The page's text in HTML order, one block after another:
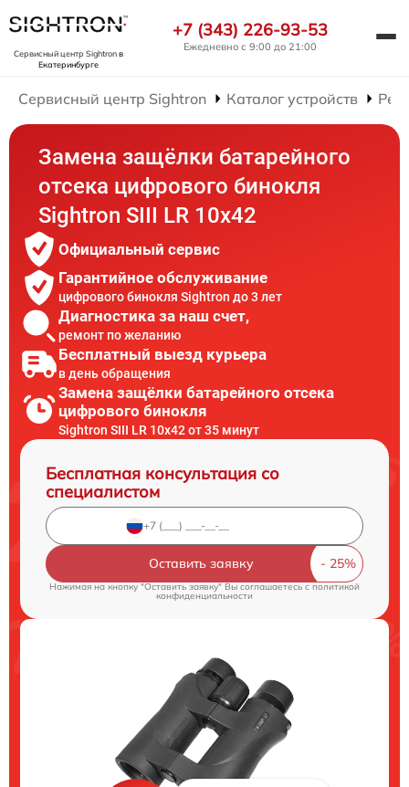
Сервисный центр Sightronв
Екатеринбурге
+7 (343) 226-93-53
Ежедневно с 9:00 до 21:00
Сервисный центр Sightron Каталог устройств
Замена защёлки батарейного
отсека цифрового бинокля
Sightron SIII LR 10x42
Официальный сервис
Гарантийное обслуживание
цифрового бинокля Sightron до 3 лет
Диагностика за наш счет,
ремонт по желанию
Бесплатный выезд курьера
в день обращения
Замена защёлки батарейного отсека
цифрового бинокля
Sightron SIII LR 10x42 от 35 минут
Бесплатная консультация со
специалистом
Оставить заявку
Нажимая на кнопку "Оставить заявку" Вы соглашаетесь cполитикой
конфиденциальности